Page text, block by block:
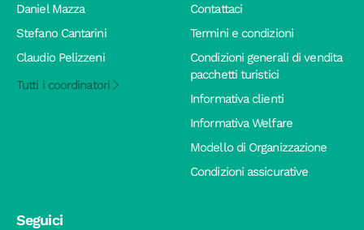
Daniel Mazza
Stefano Cantarini
Claudio Pelizzeni
Tutti i coordinatori
Contattaci
Termini e condizioni
Condizioni generali di vendita
pacchetti turistici
Informativa clienti
Informativa Welfare
Modello di Organizzazione
Condizioni assicurative
Seguici